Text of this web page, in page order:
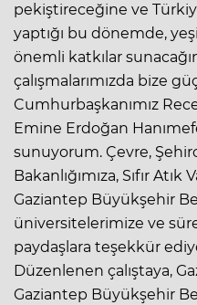
pekiştireceğine ve
yaptığı bu dönemde,
önemli katkılar
çalışmalarımızda bize
Cumhurbaşkanımız
Emine Erdoğan
sunuyorum. Çevre,
Bakanlığımıza, Sıfır
Gaziantep Büyükşehir
üniversitelerimize ve
paydaşlara teşekkür
Düzenlenen çalıştaya,
Gaziantep Büyükşehir